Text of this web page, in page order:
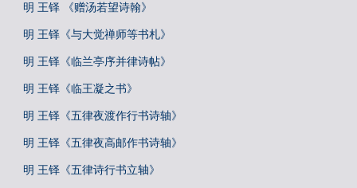
明 王铎 《赠汤若望诗翰》
明 王铎《与大觉禅师等书札》
明 王铎《临兰亭序并律诗帖》
明 王铎《临王凝之书》
明 王铎《五律夜渡作行书诗轴》
明 王铎《五律夜高邮作书诗轴》
明 王铎《五律诗行书立轴》